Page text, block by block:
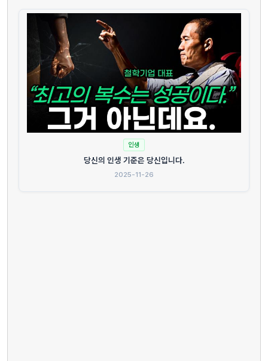
인생
당신의 인생 기준은 당신입니다.
2025-11-26